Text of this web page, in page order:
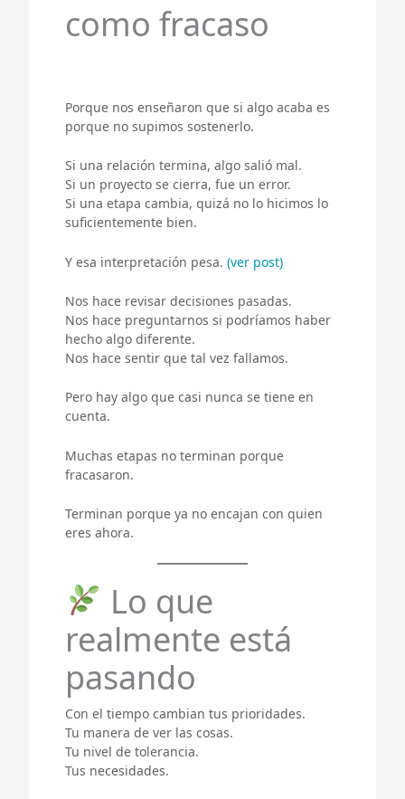
como fracaso
Porque nos enseñaron que si algo acaba es
porque no supimos sostenerlo.
Si una relación termina, algo salió mal.
Si un proyecto se cierra, fue un error.
Si una etapa cambia, quizá no lo hicimos lo
suficientemente bien.
Y esa interpretación pesa. (ver post)
Nos hace revisar decisiones pasadas.
Nos hace preguntarnos si podríamos haber
hecho algo diferente.
Nos hace sentir que tal vez fallamos.
Pero hay algo que casi nunca se tiene en
cuenta.
Muchas etapas no terminan porque
fracasaron.
Terminan porque ya no encajan con quien
eres ahora.
Lo que
realmente está
pasando
Con el tiempo cambian tus prioridades.
Tu manera de ver las cosas.
Tu nivel de tolerancia.
Tus necesidades.